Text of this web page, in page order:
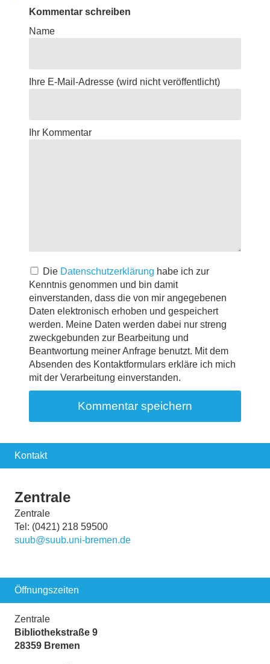
Kommentar schreiben
Name
Ihre E-Mail-Adresse (wird nicht veröffentlicht)
Ihr Kommentar
Die Datenschutzerklärung habe ich zur
Kenntnis genommen und bin damit
einverstanden, dass die von mir angegebenen
Daten elektronisch erhoben und gespeichert
werden. Meine Daten werden dabei nur streng
zweckgebunden zur Bearbeitung und
Beantwortung meiner Anfrage benutzt. Mit dem
Absenden des Kontaktformulars erkläre ich mich
mit der Verarbeitung einverstanden.
Kontakt
Zentrale
Zentrale
Tel: (0421) 218 59500
suub@suub.uni-bremen.de
Öffnungszeiten
Zentrale
Bibliothekstraße 9
28359 Bremen